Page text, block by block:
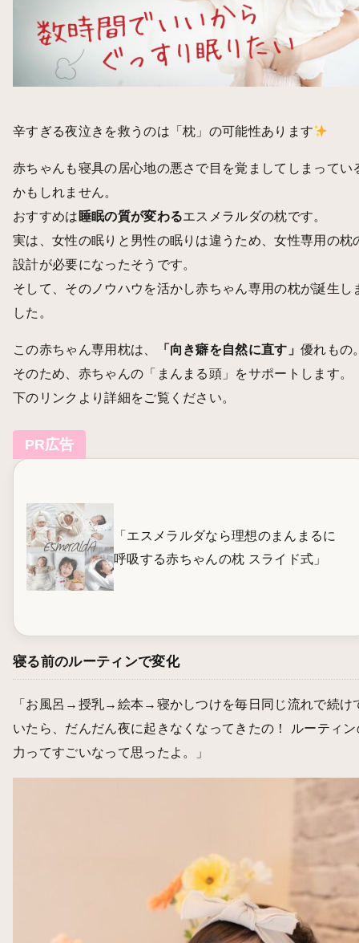
辛すぎる夜泣きを救うのは「枕」の可能性あります
赤ちゃんも寝具の居心地の悪さで目を覚ましてしまってい
かもしれません。
おすすめは 睡眠の質が変わるエスメラルダの枕です。
実は、女性の眠りと男性の眠りは違うため、女性専用の枕
設計が必要になったそうです。
そして、そのノウハウを活かし赤ちゃん専用の枕が誕生し
した。
この赤ちゃん専用枕は、 「向き癖を自然に直す」優れもの
そのため、赤ちゃんの「まんまる頭」をサポートします。
下のリンクより詳細をご覧ください。
PR広告
「エスメラルダなら理想のまんまるに
呼吸する赤ちゃんの枕 スライド式」
寝る前のルーティンで変化
「お風呂→授乳→絵本→寝かしつけを毎日同じ流れで続け
いたら、だんだん夜に起きなくなってきたの！ ルーティン
力ってすごいなって思ったよ。」